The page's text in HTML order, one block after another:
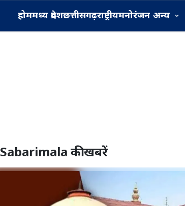
होममध्य प्रदेशछत्तीसगढ़राष्ट्रीयमनोरंजन अन्य
Sabarimala की खबरें